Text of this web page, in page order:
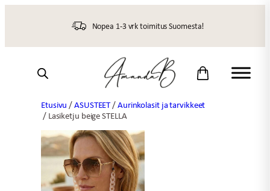
Nopea 1-3 vrk toimitus Suomesta!
Etusivu /ASUSTEET/Aurinkolasit ja tarvikkeet
/ Lasiketju beige STELLA